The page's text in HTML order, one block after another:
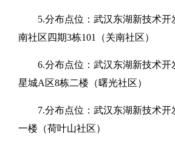
5.分布点位：武汉东湖新技术开
南社区四期3栋101（关南社区）
6.分布点位：武汉东湖新技术开
星城A区8栋二楼（曙光社区）
7.分布点位：武汉东湖新技术
一楼（荷叶山社区）